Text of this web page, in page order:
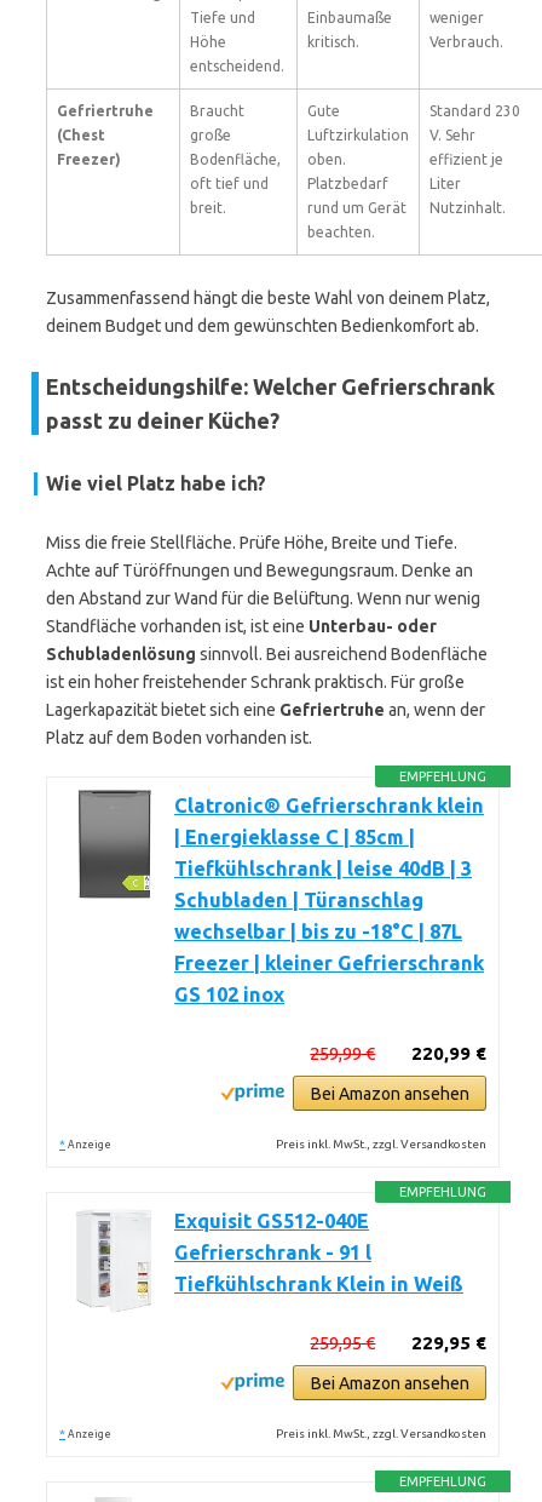
Tiefe und
Höhe
entscheidend.
Einbaumaße
kritisch.
weniger
Verbrauch.
Gefriertruhe
(Chest
Freezer)
Braucht
große
Bodenfläche,
oft tief und
breit.
Gute
Luftzirkulation
oben.
Platzbedarf
rund um Gerät
beachten.
Standard 230
V. Sehr
effizient je
Liter
Nutzinhalt.
Zusammenfassend hängt die beste Wahl von deinem Platz,
deinem Budget und dem gewünschten Bedienkomfort ab.
Entscheidungshilfe: Welcher Gefrierschrank
passt zu deiner Küche?
Wie viel Platz habe ich?
Miss die freie Stellfläche. Prüfe Höhe, Breite und Tiefe.
Achte auf Türöffnungen und Bewegungsraum. Denke an
den Abstand zur Wand für die Belüftung. Wenn nur wenig
Standfläche vorhanden ist, ist eine Unterbau- oder
Schubladenlösung sinnvoll. Bei ausreichend Bodenfläche
ist ein hoher freistehender Schrank praktisch. Für große
Lagerkapazität bietet sich eine Gefriertruhe an, wenn der
Platz auf dem Boden vorhanden ist.
EMPFEHLUNG
Clatronic® Gefrierschrank klein
| Energieklasse C | 85cm |
Tiefkühlschrank | leise 40dB | 3
Schubladen | Türanschlag
wechselbar | bis zu -18°C | 87L
Freezer | kleiner Gefrierschrank
GS 102 inox
220,99 €
259,99 €
Bei Amazon ansehen
* Anzeige Preis inkl. MwSt., zzgl. Versandkosten
EMPFEHLUNG
Exquisit GS512-040E
Gefrierschrank - 91 l
Tiefkühlschrank Klein in Weiß
229,95 €
259,95 €
Bei Amazon ansehen
* Anzeige Preis inkl. MwSt., zzgl. Versandkosten
EMPFEHLUNG